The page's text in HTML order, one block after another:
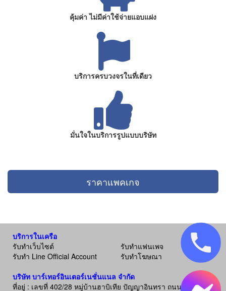
คุ้มค่า ไม่มีค่าใช้จ่ายแอบแฝง
บริการครบวงจรในที่เดียว
มั่นใจในบริการรูปแบบบริษัท
ราคาแพคเกจ
บริการในเครือ
รับทำเว็บไซต์
รับทำแฟนเพจ
รับทำ Line Official Account
รับทำโฆษณา
บริษัท บาร์เทอร์อินเตอร์เนชั่นแนล จำกัด
ที่อยู่ : เลขที่ 402/28 หมู่บ้านฮาบิเทีย ปัญญาอินทรา ถนน